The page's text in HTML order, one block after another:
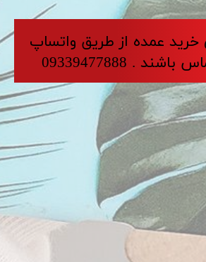
خرید عمده از طریق واتساپ
. 09339477888